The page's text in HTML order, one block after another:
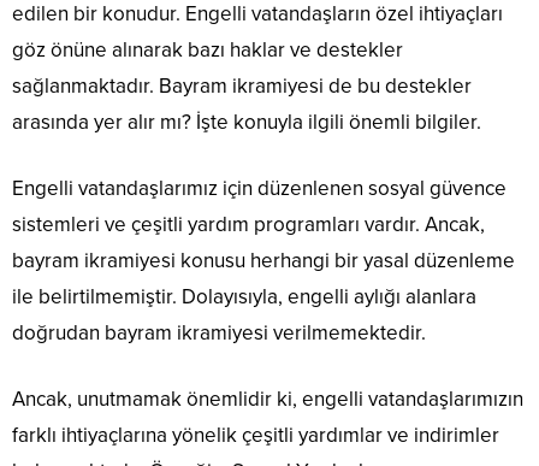
edilen bir konudur. Engelli vatandaşların özel ihtiyaçları
göz önüne alınarak bazı haklar ve destekler
sağlanmaktadır. Bayram ikramiyesi de bu destekler
arasında yer alır mı? İşte konuyla ilgili önemli bilgiler.
Engelli vatandaşlarımız için düzenlenen sosyal güvence
sistemleri ve çeşitli yardım programları vardır. Ancak,
bayram ikramiyesi konusu herhangi bir yasal düzenleme
ile belirtilmemiştir. Dolayısıyla, engelli aylığı alanlara
doğrudan bayram ikramiyesi verilmemektedir.
Ancak, unutmamak önemlidir ki, engelli vatandaşlarımızın
farklı ihtiyaçlarına yönelik çeşitli yardımlar ve indirimler